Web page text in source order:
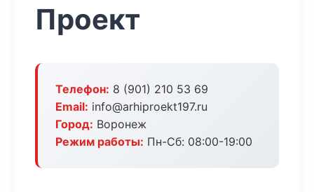
Проект
Телефон: 8 (901) 210 53 69
Email: info@arhiproekt197.ru
Город: Воронеж
Режим работы: Пн-Сб: 08:00-19:00